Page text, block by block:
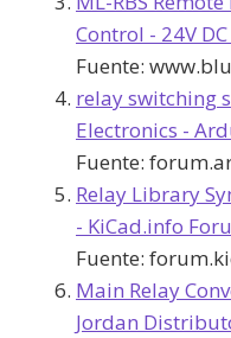
Control - 24V
Fuente:
relay switching
Electronics -
Fuente:
Relay Library
- KiCad.info
Fuente:
Main Relay
Jordan